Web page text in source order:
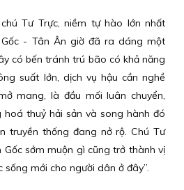
Tư Trực, niềm tự hào lớn nhất
Gốc - Tân Ân giờ đã ra dáng một
có bến tránh trú bão có khả năng
suất lớn, dịch vụ hậu cần nghề
mang, là đầu mối luân chuyển,
thuỷ hải sản và song hành đó
truyền thống đang nở rộ. Chú Tư
Gốc sớm muộn gì cũng trở thành vị
sống mới cho người dân ở đây”.